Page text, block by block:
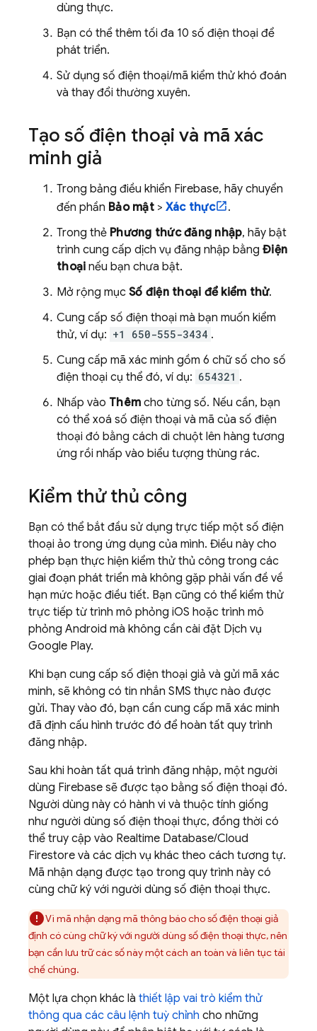
dùng thực.
Bạn có thể thêm tối đa 10 số điện thoại để
phát triển.
Sử dụng số điện thoại/mã kiểm thử khó đoán
và thay đổi thường xuyên.
Tạo số điện thoại và mã xác
minh giả
Trong bảng điều khiển Firebase, hãy chuyển
đến phần Bảo mật> Xác thực
.
Trong thẻ Phương thức đăng nhập, hãy bật
trình cung cấp dịch vụ đăng nhập bằng Điện
thoại nếu bạn chưa bật.
Mở rộng mục Số điện thoại để kiểm thử.
Cung cấp số điện thoại mà bạn muốn kiểm
thử, ví dụ: +1 650-555-3434 .
Cung cấp mã xác minh gồm 6 chữ số cho số
điện thoại cụ thể đó, ví dụ: 654321 .
Nhấp vào Thêm cho từng số. Nếu cần, bạn
có thể xoá số điện thoại và mã của số điện
thoại đó bằng cách di chuột lên hàng tương
ứng rồi nhấp vào biểu tượng thùng rác.
Kiểm thử thủ công
Bạn có thể bắt đầu sử dụng trực tiếp một số điện
thoại ảo trong ứng dụng của mình. Điều này cho
phép bạn thực hiện kiểm thử thủ công trong các
giai đoạn phát triển mà không gặp phải vấn đề về
hạn mức hoặc điều tiết. Bạn cũng có thể kiểm thử
trực tiếp từ trình mô phỏng iOS hoặc trình mô
phỏng Android mà không cần cài đặt Dịch vụ
Google Play.
Khi bạn cung cấp số điện thoại giả và gửi mã xác
minh, sẽ không có tin nhắn SMS thực nào được
gửi. Thay vào đó, bạn cần cung cấp mã xác minh
đã định cấu hình trước đó để hoàn tất quy trình
đăng nhập.
Sau khi hoàn tất quá trình đăng nhập, một người
dùng Firebase sẽ được tạo bằng số điện thoại đó.
Người dùng này có hành vi và thuộc tính giống
như người dùng số điện thoại thực, đồng thời có
thể truy cập vào Realtime Database/Cloud
Firestore và các dịch vụ khác theo cách tương tự.
Mã nhận dạng được tạo trong quy trình này có
cùng chữ ký với người dùng số điện thoại thực.
Vì mã nhận dạng mã thông báo cho số điện thoại giả
định có cùng chữ ký với người dùng số điện thoại thực, nên
bạn cần lưu trữ các số này một cách an toàn và liên tục tái
chế chúng.
Một lựa chọn khác là thiết lập vai trò kiểm thử
thông qua các câu lệnh tuỳ chỉnh cho những